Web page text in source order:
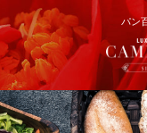
パン